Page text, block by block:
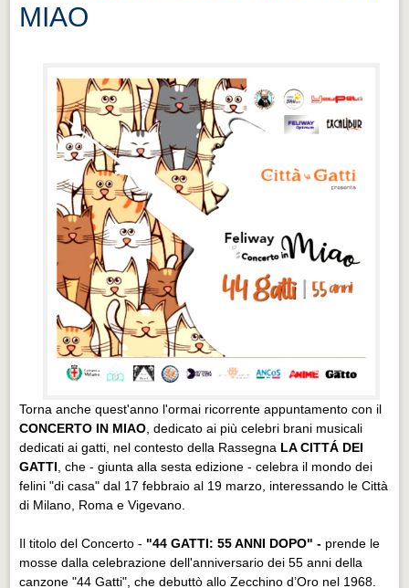
MIAO
Torna anche quest'anno l'ormai ricorrente appuntamento con il
CONCERTO IN MIAO , dedicato ai più celebri brani musicali
dedicati ai gatti, nel contesto della Rassegna LA CITTÁ DEI
GATTI , che - giunta alla sesta edizione - celebra il mondo dei
felini "di casa" dal 17 febbraio al 19 marzo, interessando le Città
di Milano, Roma e Vigevano.
Il titolo del Concerto - "44 GATTI: 55 ANNI DOPO" - prende le
mosse dalla celebrazione dell'anniversario dei 55 anni della
canzone "44 Gatti", che debuttò allo Zecchino d’Oro nel 1968.